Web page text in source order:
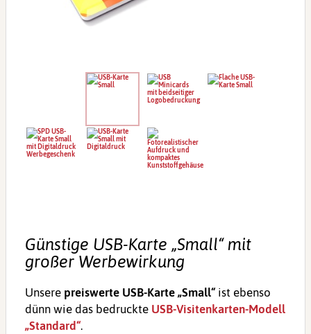
Günstige USB-Karte „Small“ mit
großer Werbewirkung
Unsere preiswerte USB-Karte „Small“ ist ebenso
dünn wie das bedruckte USB-Visitenkarten-Modell
„Standard“.